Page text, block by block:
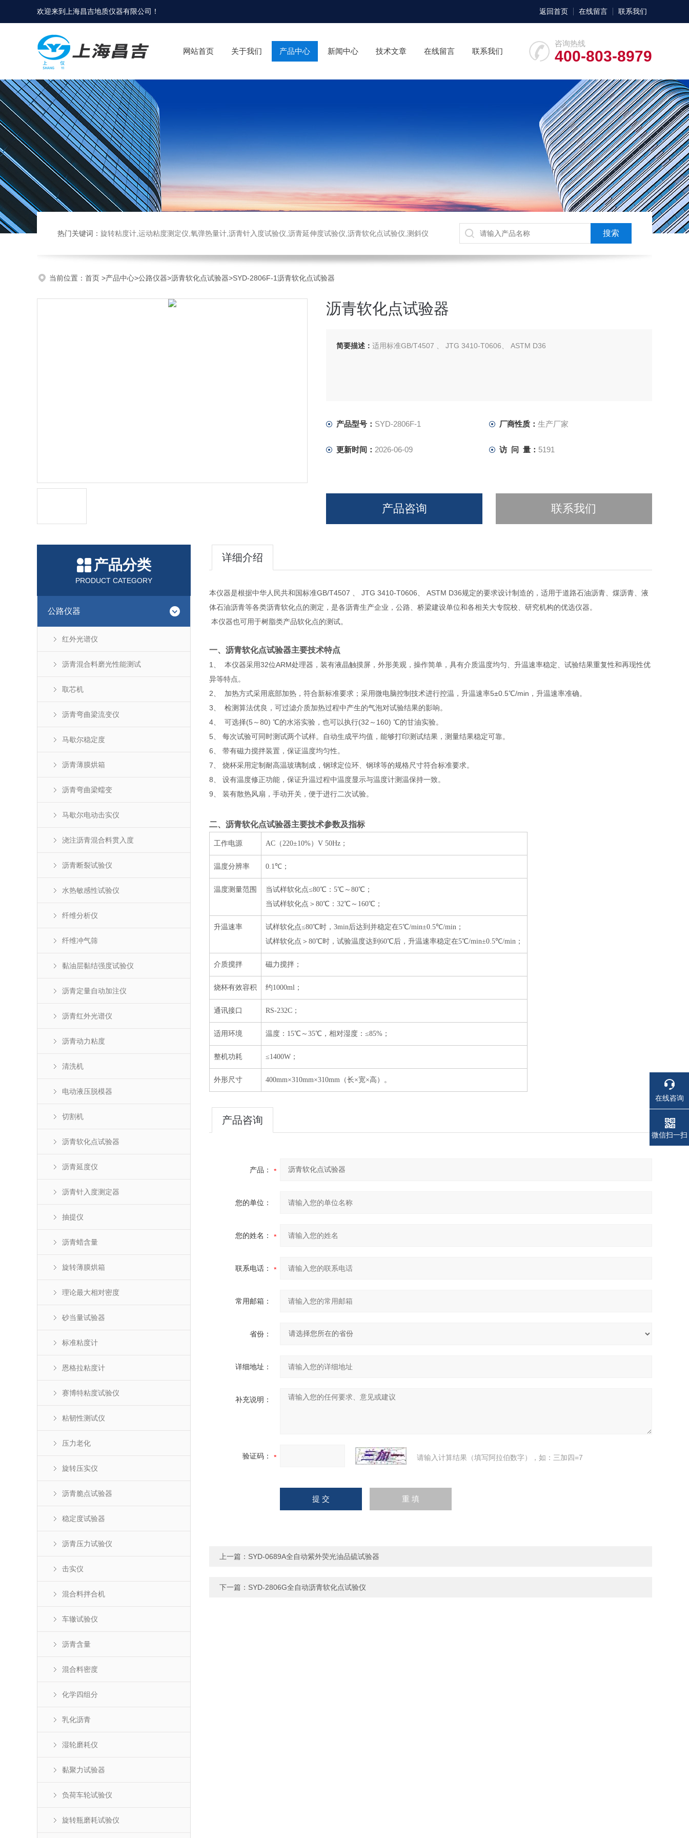
欢迎来到 上海昌吉地质仪器有限公司 ！ 返回首页 在线留言 联系我们
咨询热线
400-803-8979
网站首页 关于我们 产品中心 新闻中心 技术文章 在线留言 联系我们
热门关键词： 旋转粘度计,运动粘度测定仪,氧弹热量计,沥青针入度试验仪,沥青延伸度试验仪,沥青软化点试验仪,测斜仪
当前位置： 首页 >产品中心>公路仪器>沥青软化点试验器>SYD-2806F-1沥青软化点试验器
沥青软化点试验器
简要描述： 适用标准GB/T4507 、 JTG 3410-T0606、 ASTM D36
产品型号： SYD-2806F-1 厂商性质： 生产厂家
更新时间： 2026-06-09 访 问 量： 5191
产品咨询 联系我们
产品分类
PRODUCT CATEGORY
公路仪器
红外光谱仪
沥青混合料磨光性能测试
取芯机
沥青弯曲梁流变仪
马歇尔稳定度
沥青薄膜烘箱
沥青弯曲梁蠕变
马歇尔电动击实仪
浇注沥青混合料贯入度
沥青断裂试验仪
水热敏感性试验仪
纤维分析仪
纤维冲气筛
黏油层黏结强度试验仪
沥青定量自动加注仪
沥青红外光谱仪
沥青动力粘度
清洗机
电动液压脱模器
切割机
沥青软化点试验器
沥青延度仪
沥青针入度测定器
抽提仪
沥青蜡含量
旋转薄膜烘箱
理论最大相对密度
砂当量试验器
标准粘度计
恩格拉粘度计
赛博特粘度试验仪
粘韧性测试仪
压力老化
旋转压实仪
沥青脆点试验器
稳定度试验器
沥青压力试验仪
击实仪
混合料拌合机
车辙试验仪
沥青含量
混合料密度
化学四组分
乳化沥青
湿轮磨耗仪
黏聚力试验器
负荷车轮试验仪
旋转瓶磨耗试验仪
详细介绍
本仪器是根据中华人民共和国标准GB/T4507 、 JTG 3410-T0606、 ASTM D36规定的要求设计制造的，适用于道路石油沥青、煤沥青、液
体石油沥青等各类沥青软化点的测定，是各沥青生产企业，公路、桥梁建设单位和各相关大专院校、研究机构的优选仪器。
本仪器也可用于树脂类产品软化点的测试。
一、 沥青软化点试验器主要技术特点
1、 本仪器采用32位ARM处理器，装有液晶触摸屏，外形美观，操作简单，具有介质温度均匀、升温速率稳定、试验结果重复性和再现性优
异等特点。
2、 加热方式采用底部加热，符合新标准要求；采用微电脑控制技术进行控温，升温速率5±0.5℃/min ，升温速率准确。
3、 检测算法优良，可过滤介质加热过程中产生的气泡对试验结果的影响。
4、 可选择(5 ～80) ℃的水浴实验，也可以执行(32 ～ 160) ℃的甘油实验。
5、 每次试验可同时测试两个试样。自动生成平均值，能够打印测试结果，测量结果稳定可靠。
6、 带有磁力搅拌装置，保证温度均匀性。
7、 烧杯采用定制耐高温玻璃制成，钢球定位环、钢球等的规格尺寸符合标准要求。
8、 设有温度修正功能，保证升温过程中温度显示与温度计测温保持一致。
9、 装有散热风扇，手动开关，便于进行二次试验。
二、 沥青软化点试验器主要技术参数及指标
工作电源 AC（220±10%）V 50Hz；
温度分辨率 0.1℃；
温度测量范围
当试样软化点≤80℃：5℃～80℃；
当试样软化点＞80℃：32℃～160℃；
升温速率
试样软化点≤80℃时，3min后达到并稳定在5℃/min±0.5℃/min；
试样软化点＞80℃时，试验温度达到60℃后，升温速率稳定在5℃/min±0.5℃/min；
介质搅拌 磁力搅拌；
烧杯有效容积 约1000ml；
通讯接口 RS-232C；
适用环境 温度：15℃～35℃，相对湿度：≤85%；
整机功耗 ≤1400W；
外形尺寸 400mm×310mm×310mm（长×宽×高）。
产品咨询
产品：
您的单位：
您的姓名：
联系电话：
常用邮箱：
省份：
详细地址：
补充说明：
验证码： 请输入计算结果（填写阿拉伯数字），如：三加四=7
上一篇： SYD-0689A全自动紫外荧光油品硫试验器
下一篇： SYD-2806G全自动沥青软化点试验仪
在线咨询
电话
电话
微信扫一扫